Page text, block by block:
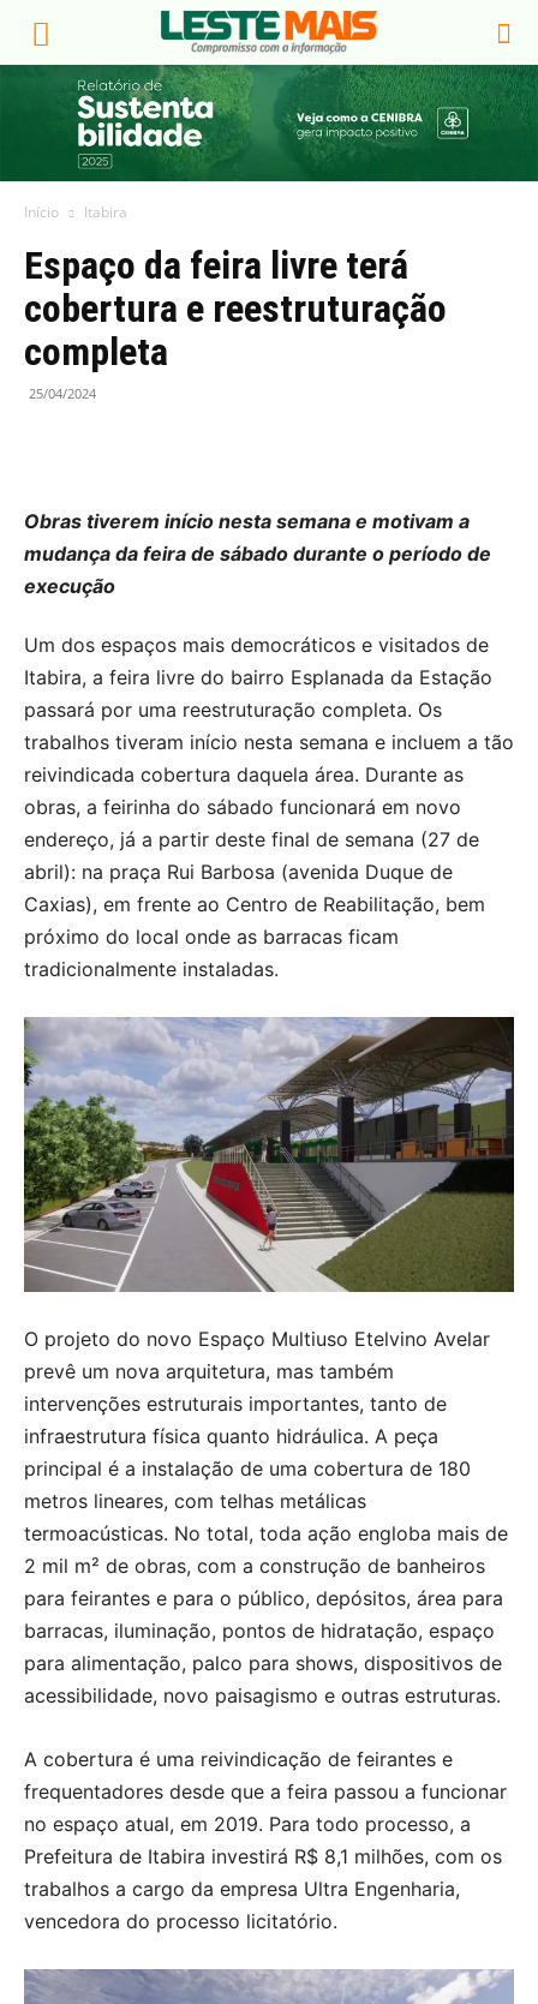
Início Itabira
Espaço da feira livre terá
cobertura e reestruturação
completa
25/04/2024
Obras tiverem início nesta semana e motivam a
mudança da feira de sábado durante o período de
execução
Um dos espaços mais democráticos e visitados de
Itabira, a feira livre do bairro Esplanada da Estação
passará por uma reestruturação completa. Os
trabalhos tiveram início nesta semana e incluem a tão
reivindicada cobertura daquela área. Durante as
obras, a feirinha do sábado funcionará em novo
endereço, já a partir deste final de semana (27 de
abril): na praça Rui Barbosa (avenida Duque de
Caxias), em frente ao Centro de Reabilitação, bem
próximo do local onde as barracas ficam
tradicionalmente instaladas.
O projeto do novo Espaço Multiuso Etelvino Avelar
prevê um nova arquitetura, mas também
intervenções estruturais importantes, tanto de
infraestrutura física quanto hidráulica. A peça
principal é a instalação de uma cobertura de 180
metros lineares, com telhas metálicas
termoacústicas. No total, toda ação engloba mais de
2 mil m² de obras, com a construção de banheiros
para feirantes e para o público, depósitos, área para
barracas, iluminação, pontos de hidratação, espaço
para alimentação, palco para shows, dispositivos de
acessibilidade, novo paisagismo e outras estruturas.
A cobertura é uma reivindicação de feirantes e
frequentadores desde que a feira passou a funcionar
no espaço atual, em 2019. Para todo processo, a
Prefeitura de Itabira investirá R$ 8,1 milhões, com os
trabalhos a cargo da empresa Ultra Engenharia,
vencedora do processo licitatório.